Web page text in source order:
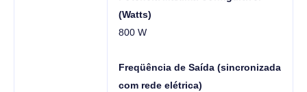
(Watts)
800 W
Freqüência de Saída (sincronizada
com rede elétrica)